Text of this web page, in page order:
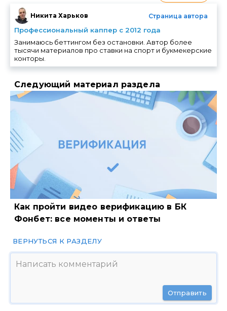
Никита Харьков Страница автора
Профессиональный каппер с 2012 года
Занимаюсь беттингом без остановки. Автор более
тысячи материалов про ставки на спорт и букмекерские
конторы.
Следующий материал раздела
Как пройти видео верификацию в БК
Фонбет: все моменты и ответы
ВЕРНУТЬСЯ К РАЗДЕЛУ
Отправить